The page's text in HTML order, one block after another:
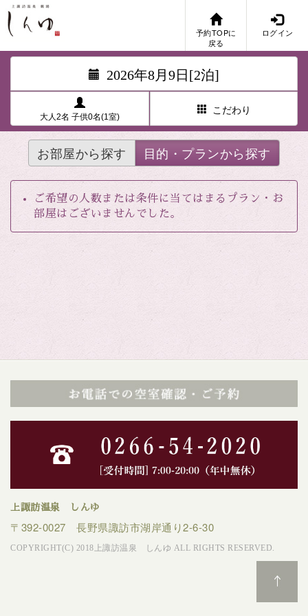
予約TOPに
戻る
ログイン
2026年8月9日[2泊]
大人2名 子供0名(1室)
こだわり
お部屋から探す 目的・プランから探す
ご希望の人数または条件に当てはまるプラン・お
部屋はございませんでした。
上諏訪温泉 しんゆ
〒392-0027 長野県諏訪市湖岸通り2-6-30
COPYRIGHT(C) 2018上諏訪温泉 しんゆ ALL RIGHTS RESERVED.